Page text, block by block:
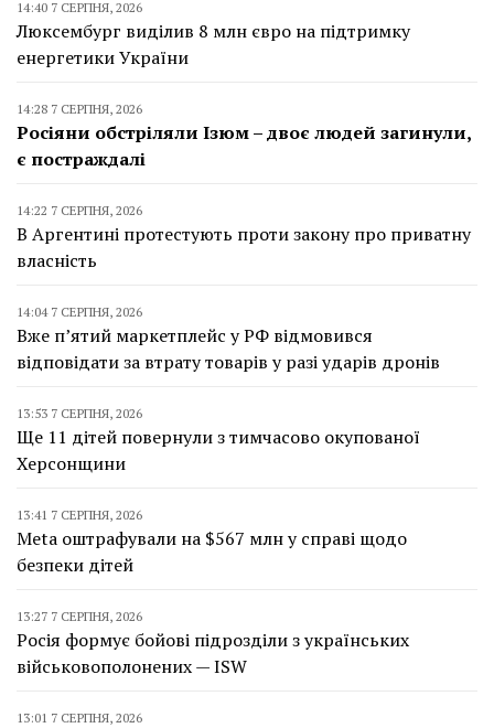
14:40 7 СЕРПНЯ, 2026
Люксембург виділив 8 млн євро на підтримку
енергетики України
14:28 7 СЕРПНЯ, 2026
Росіяни обстріляли Ізюм – двоє людей загинули,
є постраждалі
14:22 7 СЕРПНЯ, 2026
В Аргентині протестують проти закону про приватну
власність
14:04 7 СЕРПНЯ, 2026
Вже п’ятий маркетплейс у РФ відмовився
відповідати за втрату товарів у разі ударів дронів
13:53 7 СЕРПНЯ, 2026
Ще 11 дітей повернули з тимчасово окупованої
Херсонщини
13:41 7 СЕРПНЯ, 2026
Meta оштрафували на $567 млн у справі щодо
безпеки дітей
13:27 7 СЕРПНЯ, 2026
Росія формує бойові підрозділи з українських
військовополонених — ISW
13:01 7 СЕРПНЯ, 2026